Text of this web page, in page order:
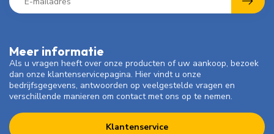
Meer informatie
Als u vragen heeft over onze producten of uw aankoop, bezoek
dan onze klantenservicepagina. Hier vindt u onze
bedrijfsgegevens, antwoorden op veelgestelde vragen en
verschillende manieren om contact met ons op te nemen.
Klantenservice